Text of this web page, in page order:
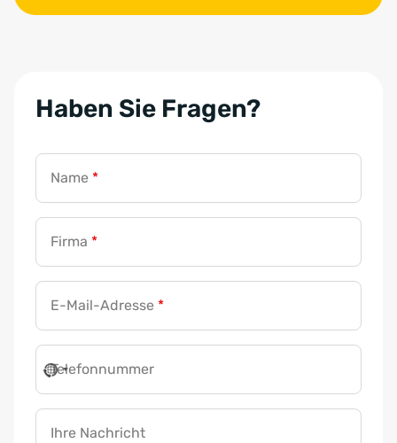
Haben Sie Fragen?
Name *
Firma *
E-Mail-Adresse *
Telefonnummer
Ihre Nachricht